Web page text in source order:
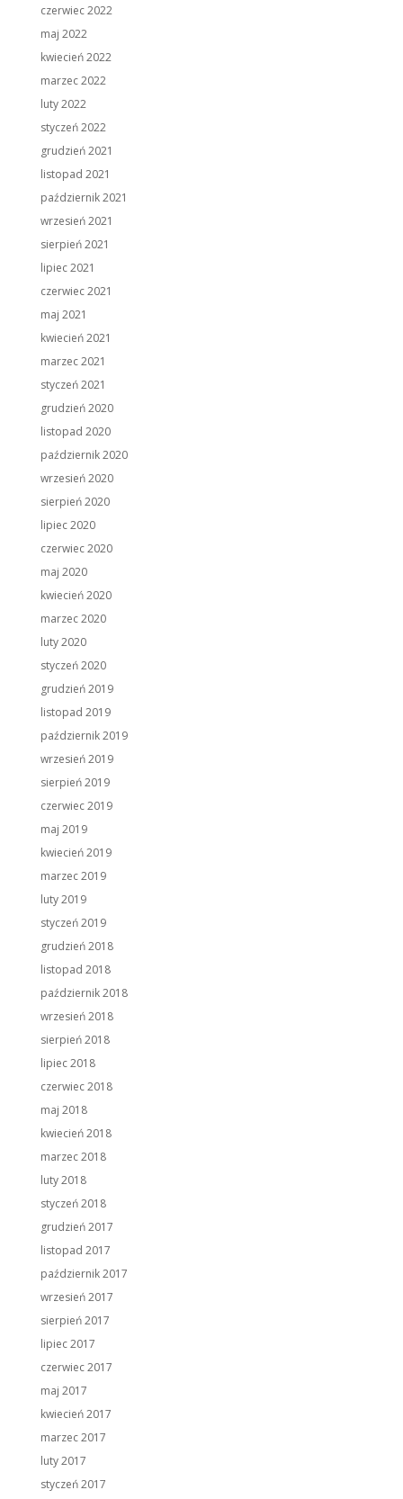
czerwiec 2022
maj 2022
kwiecień 2022
marzec 2022
luty 2022
styczeń 2022
grudzień 2021
listopad 2021
październik 2021
wrzesień 2021
sierpień 2021
lipiec 2021
czerwiec 2021
maj 2021
kwiecień 2021
marzec 2021
styczeń 2021
grudzień 2020
listopad 2020
październik 2020
wrzesień 2020
sierpień 2020
lipiec 2020
czerwiec 2020
maj 2020
kwiecień 2020
marzec 2020
luty 2020
styczeń 2020
grudzień 2019
listopad 2019
październik 2019
wrzesień 2019
sierpień 2019
czerwiec 2019
maj 2019
kwiecień 2019
marzec 2019
luty 2019
styczeń 2019
grudzień 2018
listopad 2018
październik 2018
wrzesień 2018
sierpień 2018
lipiec 2018
czerwiec 2018
maj 2018
kwiecień 2018
marzec 2018
luty 2018
styczeń 2018
grudzień 2017
listopad 2017
październik 2017
wrzesień 2017
sierpień 2017
lipiec 2017
czerwiec 2017
maj 2017
kwiecień 2017
marzec 2017
luty 2017
styczeń 2017